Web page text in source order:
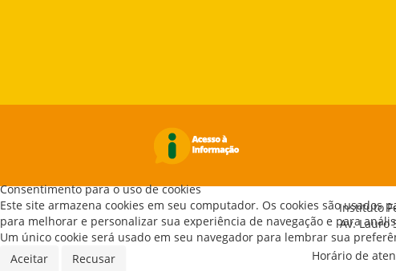
Instituto
Av. Lauro
Horário de
Consentimento para o uso de cookies
Este site armazena cookies em seu computador. Os cookies são
para melhorar e personalizar sua experiência de navegação e para
Um único cookie será usado em seu navegador para lembrar sua
Aceitar
Recusar